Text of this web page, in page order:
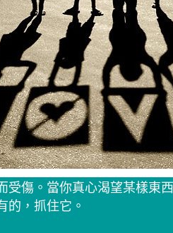
受傷。當你真心渴望某樣東
的，抓住它。